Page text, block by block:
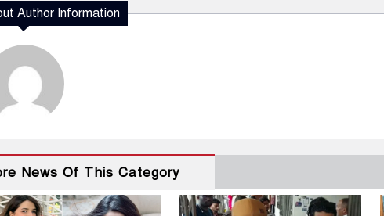
Author Information
News Of This Category